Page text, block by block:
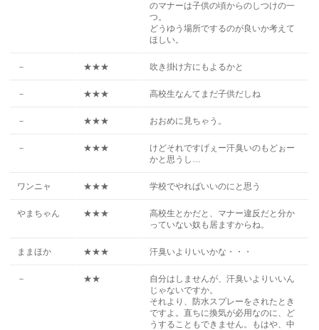
のマナーは子供の頃からのしつけの一
つ。
どうゆう場所でするのが良いか考えて
ほしい。
－ ★★★ 吹き掛け方にもよるかと
－ ★★★ 高校生なんてまだ子供だしね
－ ★★★ おおめに見ちゃう。
－ ★★★
けどそれですげぇー汗臭いのもどぉー
かと思うし…
ワンニャ ★★★ 学校でやればいいのにと思う
やまちゃん ★★★
高校生とかだと、マナー違反だと分か
っていない奴も居ますからね。
ままほか ★★★ 汗臭いよりいいかな・・・
－ ★★
自分はしませんが、汗臭いよりいいん
じゃないですか。
それより、防水スプレーをされたとき
ですよ。直ちに換気が必用なのに、ど
うすることもできません。もはや、中